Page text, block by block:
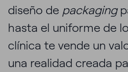
diseño de packaging
hasta el uniforme de
clínica te vende un
una realidad creada